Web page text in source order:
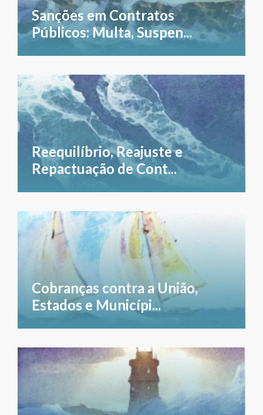
Sanções em Contratos
Públicos: Multa, Suspen...
Reequilíbrio, Reajuste e
Repactuação de Cont...
Cobranças contra a União,
Estados e Municípi...